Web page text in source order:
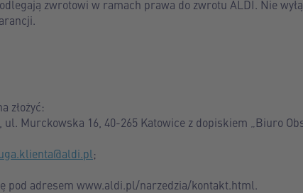
zwrotowi w ramach prawa do zwrotu ALDI. Nie
złożyć:
Murckowska 16, 40-265 Katowice z dopiskiem „Biuro
;
pod adresem www.aldi.pl/narzedzia/kontakt.html.